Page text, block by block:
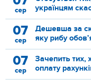
сер
українцям
07
сер
Дешевша за
яку рибу
07
сер
Зачепить тих,
оплату